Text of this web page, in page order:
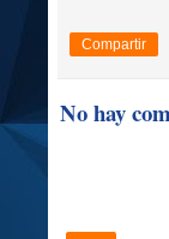
Compartir
No hay